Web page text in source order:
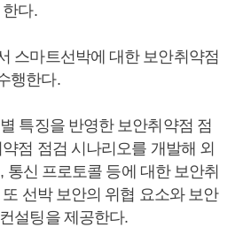
다.
스마트선박에 대한 보안취약점
행한다.
특징을 반영한 보안취약점 점
점 점검 시나리오를 개발해 외
통신 프로토콜 등에 대한 보안취
선박 보안의 위협 요소와 보안
설팅을 제공한다.